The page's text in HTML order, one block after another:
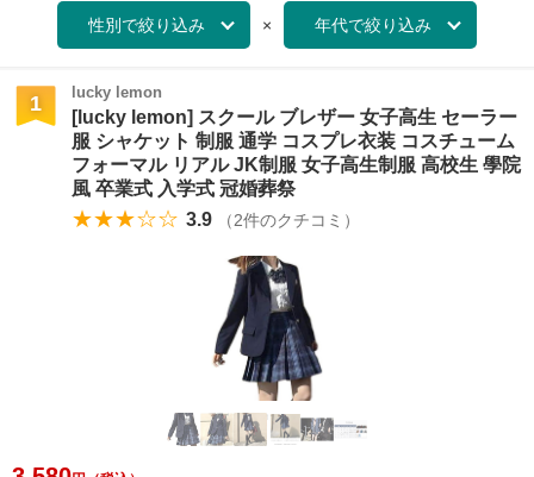
×
1 lucky lemon
[lucky lemon] スクール ブレザー 女子高生 セーラー
服 シャケット 制服 通学 コスプレ衣装 コスチューム
フォーマル リアル JK制服 女子高生制服 高校生 學院
風 卒業式 入学式 冠婚葬祭
★★★☆☆ 3.9 （2件のクチコミ）